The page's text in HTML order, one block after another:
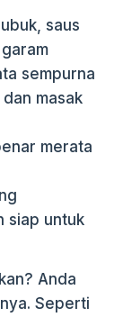
saus
sempurna
masak
merata
siap untuk
Anda
Seperti